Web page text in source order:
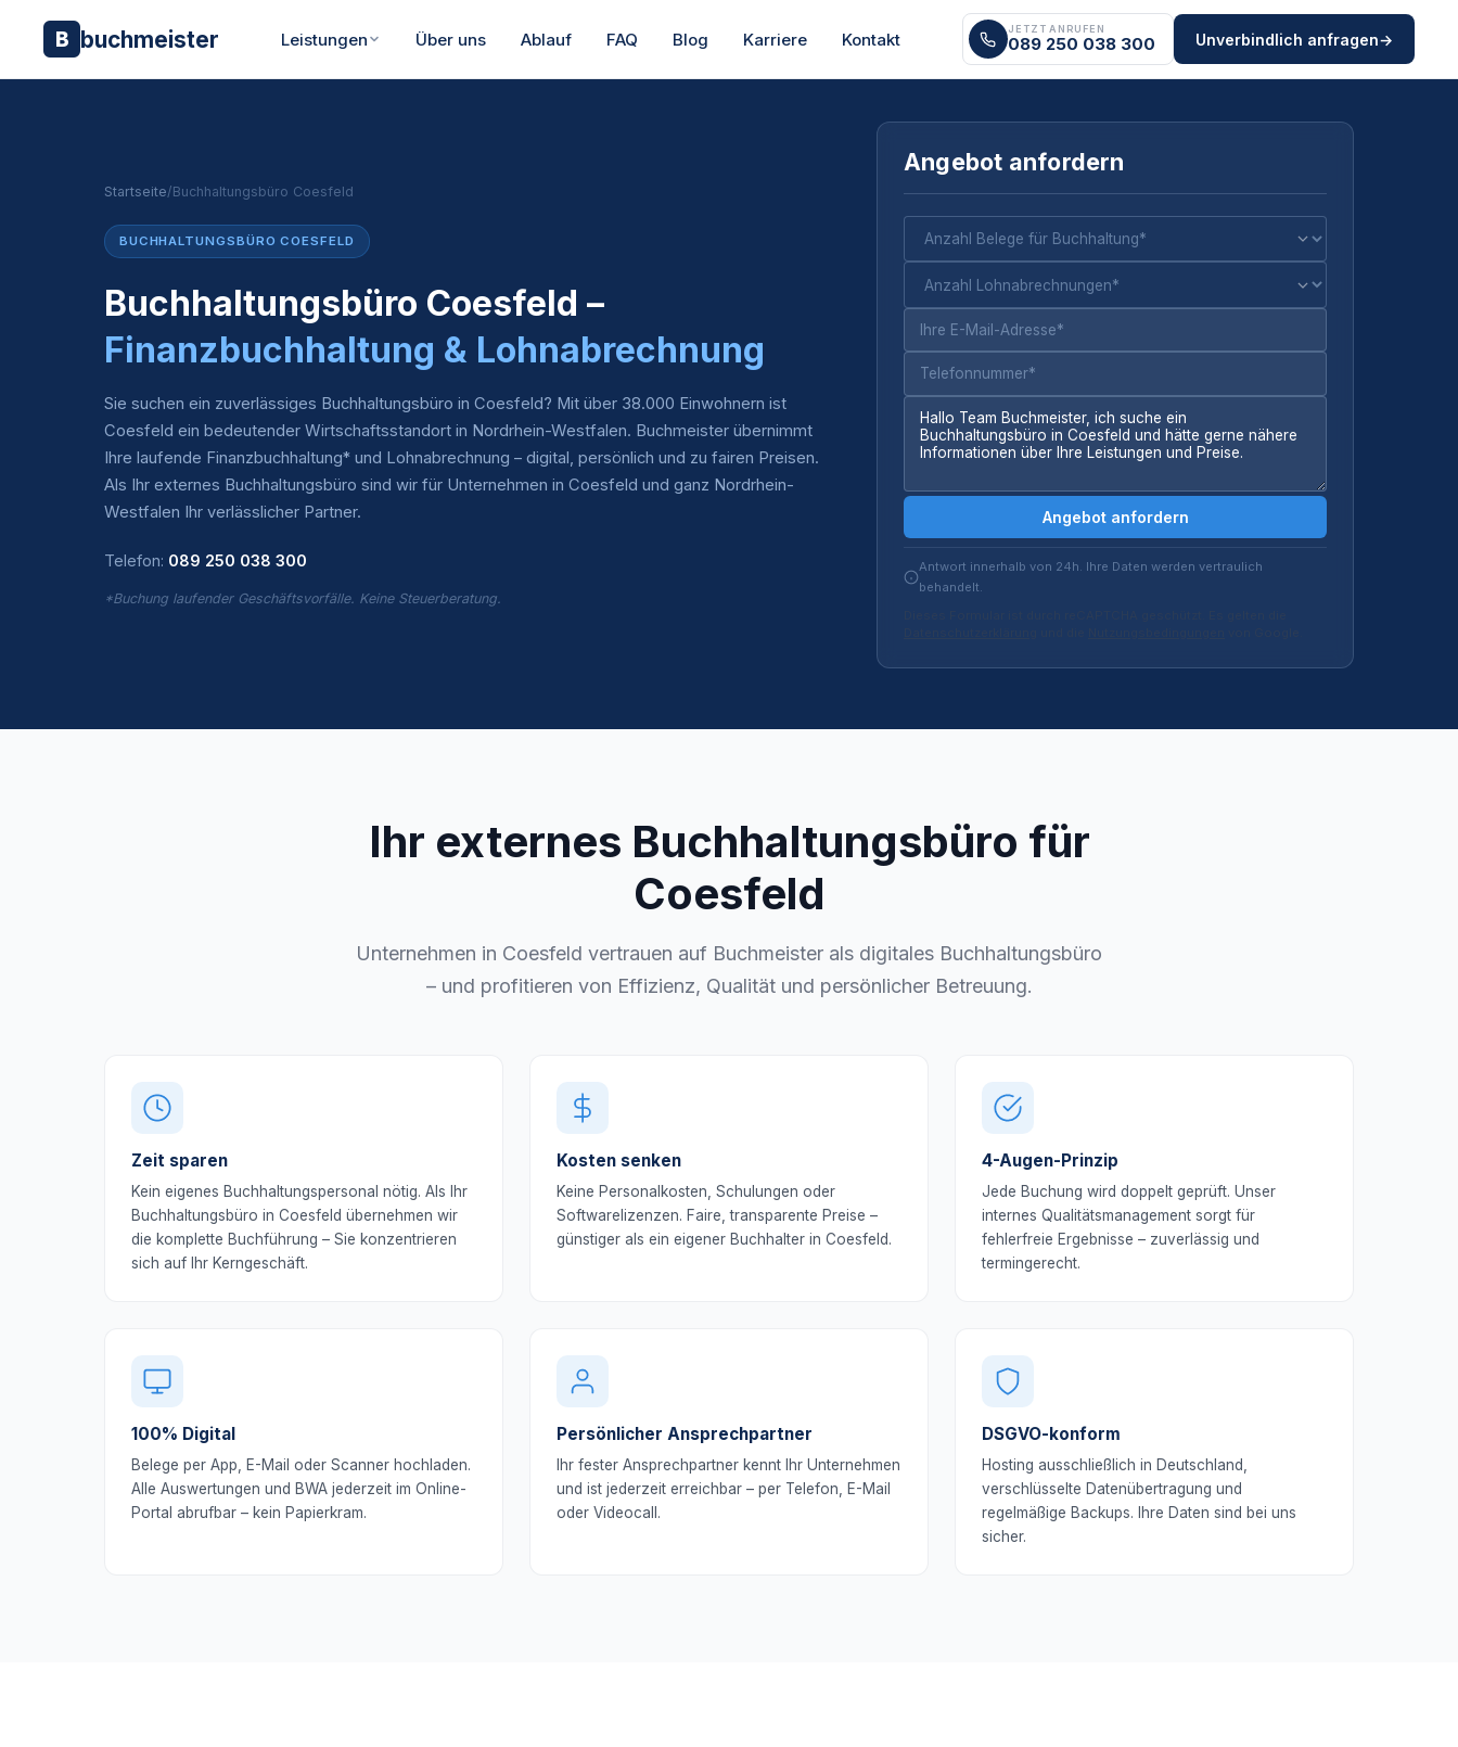
B buchmeister Leistungen Über uns Ablauf FAQ Blog Karriere Kontakt JETZT ANRUFEN
089 250 038 300 Unverbindlich anfragen→
Startseite/Buchhaltungsbüro Coesfeld
BUCHHALTUNGSBÜRO COESFELD
Buchhaltungsbüro Coesfeld –
Finanzbuchhaltung & Lohnabrechnung
Sie suchen ein zuverlässiges Buchhaltungsbüro in Coesfeld? Mit über 38.000 Einwohnern ist
Coesfeld ein bedeutender Wirtschaftsstandort in Nordrhein-Westfalen. Buchmeister übernimmt
Ihre laufende Finanzbuchhaltung* und Lohnabrechnung – digital, persönlich und zu fairen Preisen.
Als Ihr externes Buchhaltungsbüro sind wir für Unternehmen in Coesfeld und ganz Nordrhein-
Westfalen Ihr verlässlicher Partner.
Telefon: 089 250 038 300
*Buchung laufender Geschäftsvorfälle. Keine Steuerberatung.
Angebot anfordern
Angebot anfordern
Antwort innerhalb von 24h. Ihre Daten werden vertraulich
behandelt.
Ihr externes Buchhaltungsbüro für
Coesfeld
Unternehmen in Coesfeld vertrauen auf Buchmeister als digitales Buchhaltungsbüro
– und profitieren von Effizienz, Qualität und persönlicher Betreuung.
Zeit sparen
Kein eigenes Buchhaltungspersonal nötig. Als Ihr
Buchhaltungsbüro in Coesfeld übernehmen wir
die komplette Buchführung – Sie konzentrieren
sich auf Ihr Kerngeschäft.
Kosten senken
Keine Personalkosten, Schulungen oder
Softwarelizenzen. Faire, transparente Preise –
günstiger als ein eigener Buchhalter in Coesfeld.
4-Augen-Prinzip
Jede Buchung wird doppelt geprüft. Unser
internes Qualitätsmanagement sorgt für
fehlerfreie Ergebnisse – zuverlässig und
termingerecht.
100% Digital
Belege per App, E-Mail oder Scanner hochladen.
Alle Auswertungen und BWA jederzeit im Online-
Portal abrufbar – kein Papierkram.
Persönlicher Ansprechpartner
Ihr fester Ansprechpartner kennt Ihr Unternehmen
und ist jederzeit erreichbar – per Telefon, E-Mail
oder Videocall.
DSGVO-konform
Hosting ausschließlich in Deutschland,
verschlüsselte Datenübertragung und
regelmäßige Backups. Ihre Daten sind bei uns
sicher.